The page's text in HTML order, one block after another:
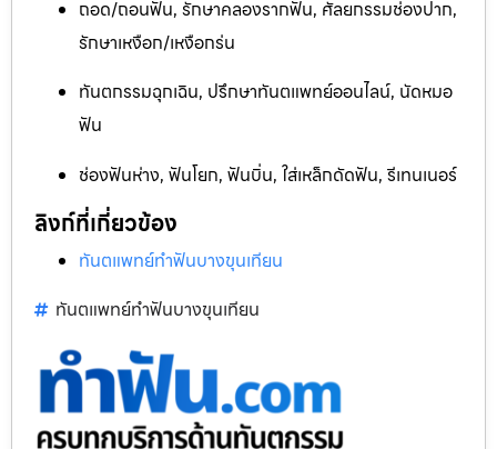
ถอด/ถอนฟัน, รักษาคลองรากฟัน, ศัลยกรรมช่องปาก,
รักษาเหงือก/เหงือกร่น
ทันตกรรมฉุกเฉิน, ปรึกษาทันตแพทย์ออนไลน์, นัดหมอ
ฟัน
ช่องฟันห่าง, ฟันโยก, ฟันบิ่น, ใส่เหล็กดัดฟัน, รีเทนเนอร์
ลิงก์ที่เกี่ยวข้อง
ทันตแพทย์ทำฟันบางขุนเทียน
ทันตแพทย์ทำฟันบางขุนเทียน